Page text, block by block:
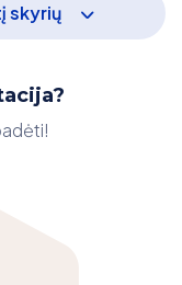
skyrių